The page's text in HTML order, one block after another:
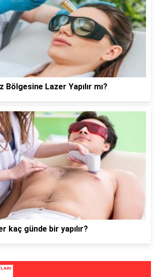
Bölgesine Lazer Yapılır mı?
kaç günde bir yapılır?